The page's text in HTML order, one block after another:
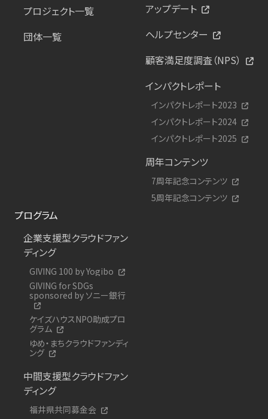
プロジェクト一覧
団体一覧
アップデート
ヘルプセンター
顧客満足度調査（NPS）
インパクトレポート
インパクトレポート2023
インパクトレポート2024
インパクトレポート2025
周年コンテンツ
7周年記念コンテンツ
5周年記念コンテンツ
プログラム
企業支援型クラウドファン
ディング
GIVING 100 by Yogibo
GIVING for SDGs
sponsored by ソニー銀行
ケイズハウスNPO助成プロ
グラム
ゆめ・まちクラウドファンディ
ング
中間支援型クラウドファン
ディング
福井県共同募金会